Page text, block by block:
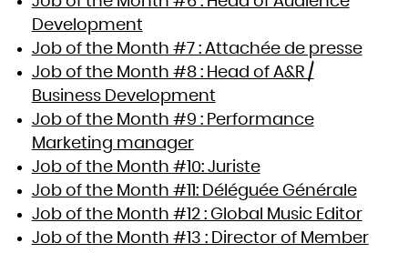
Development
Job of the Month #7 : Attachée de presse
Job of the Month #8 : Head of A&R /
Business Development
Job of the Month #9 : Performance
Marketing manager
Job of the Month #10: Juriste
Job of the Month #11: Déléguée Générale
Job of the Month #12 : Global Music Editor
Job of the Month #13 : Director of Member